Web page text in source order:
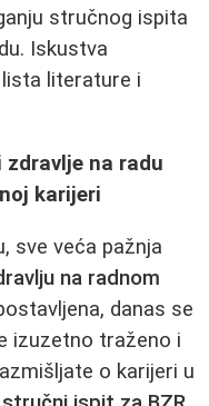
stručnog ispita
Iskustva
literature i
na radu
karijeri
sve veća pažnja
na radnom
danas se
izuzetno traženo i
o karijeri u